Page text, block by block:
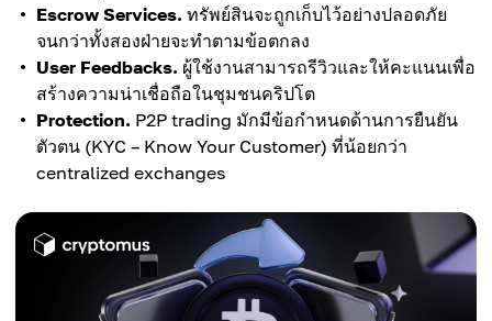
Escrow Services. ทรัพย์สินจะถูกเก็บไว้อย่างปลอดภัย
จนกว่าทั้งสองฝ่ายจะทำตามข้อตกลง
User Feedbacks. ผู้ใช้งานสามารถรีวิวและให้คะแนนเพื่อ
สร้างความน่าเชื่อถือในชุมชนคริปโต
Protection. P2P trading มักมีข้อกำหนดด้านการยืนยัน
ตัวตน (KYC – Know Your Customer) ที่น้อยกว่า
centralized exchanges